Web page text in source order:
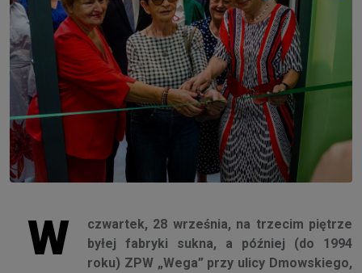
W
czwartek, 28 września, na trzecim piętrze
byłej fabryki sukna, a później (do 1994
roku) ZPW „Wega” przy ulicy Dmowskiego,